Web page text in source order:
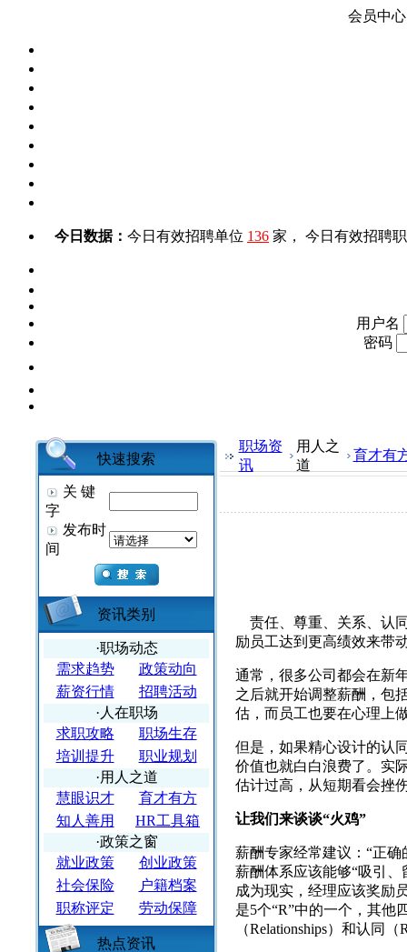
会员中心
今日数据： 今日有效招聘单位 136 家， 今日有效招聘
用户名
密码
快速搜索
关 键
字
发布时
间
资讯类别
·职场动态
需求趋势
政策动向
薪资行情
招聘活动
·人在职场
求职攻略
职场生存
培训提升
职业规划
·用人之道
慧眼识才
育才有方
知人善用
HR工具箱
·政策之窗
就业政策
创业政策
社会保险
户籍档案
职称评定
劳动保障
热点资讯
职场资
讯
用人之
道
育才有
责任、尊重、关系、认
励员工达到更高绩效来带
通常，很多公司都会在新
之后就开始调整薪酬，包
估，而员工也要在心理上
但是，如果精心设计的认
价值也就白白浪费了。实
估计过高，从短期看会挫
让我们来谈谈“火鸡”
薪酬专家经常建议：“正
薪酬体系应该能够“吸引
成为现实，经理应该奖励
是5个“R”中的一个，其他
（Relationships）和认同